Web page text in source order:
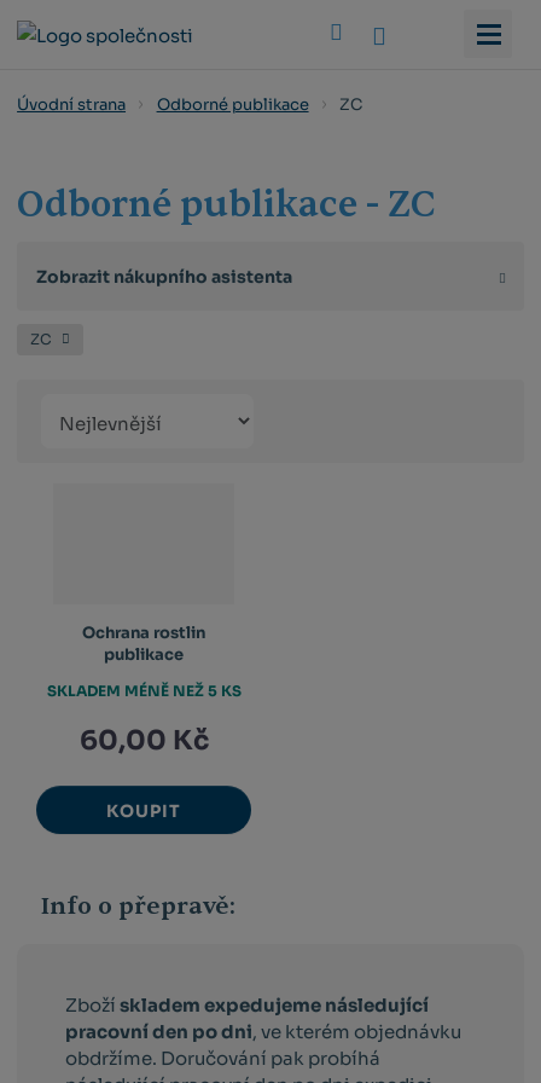
Úvodní strana Odborné publikace ZC
Odborné publikace - ZC
Zobrazit nákupního asistenta
ZC
produktů
Ochrana rostlin
publikace
60,00 Kč
KOUPIT
SKLADEM MÉNĚ NEŽ 5 KS
Info o přepravě:
Zbožískladem expedujeme následující
pracovní den po dni, ve kterém objednávku
obdržíme. Doručování pak probíhá